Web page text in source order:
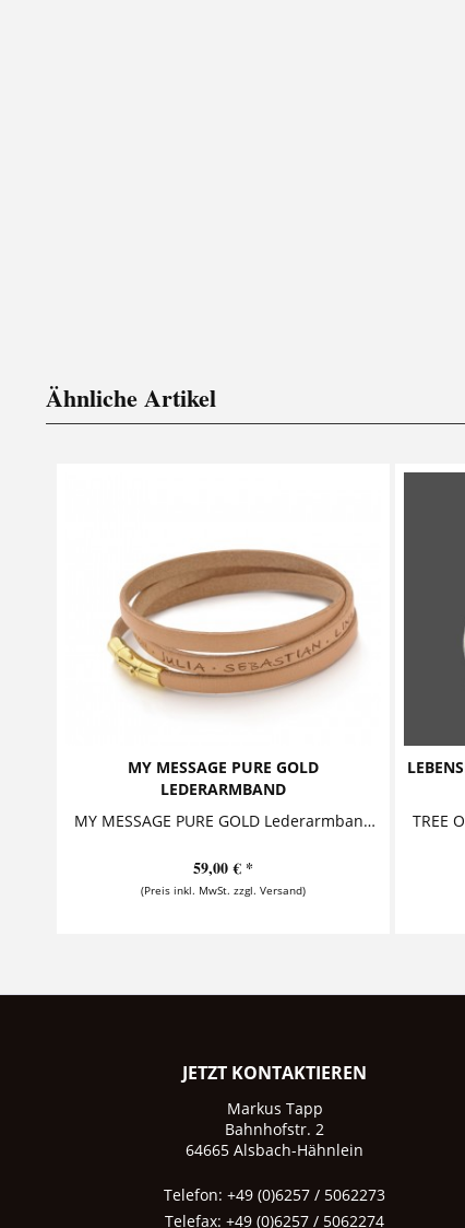
Ähnliche Artikel
MY MESSAGE PURE GOLD
LEDERARMBAND
MY MESSAGE PURE GOLD Lederarmband mit Wunschtext Dieses stylische Damenarmband aus exklusivem, sehr hochwertig verarbeitetem Flachleder...
59,00 € *
(Preis inkl. MwSt. zzgl. Versand)
JETZT KONTAKTIEREN
Markus Tapp
Bahnhofstr. 2
64665 Alsbach-Hähnlein
Telefon: +49 (0)6257 / 5062273
Telefax: +49 (0)6257 / 5062274